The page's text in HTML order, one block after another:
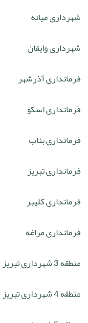
شهرداری میانه
شهرداری وایقان
فرمانداری آذرشهر
فرمانداری اسکو
فرمانداری بناب
فرمانداری تبریز
فرمانداری کلیبر
فرمانداری مراغه
منطقه 3 شهرداری تبریز
منطقه 4 شهرداری تبریز